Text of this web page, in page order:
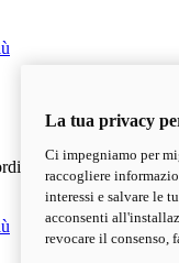
di marcia
La tua privacy
Ci impegniamo per
raccogliere
interessi e salvare le
acconsenti
revocare il consenso,